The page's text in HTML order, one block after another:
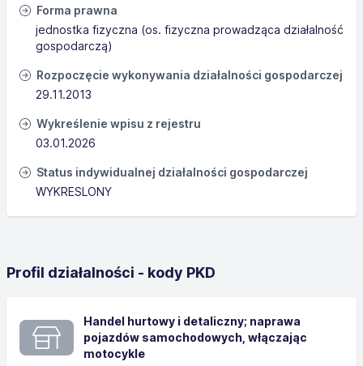
Forma prawna
jednostka fizyczna (os. fizyczna prowadząca działalność
gospodarczą)
Rozpoczęcie wykonywania działalności gospodarczej
29.11.2013
Wykreślenie wpisu z rejestru
03.01.2026
Status indywidualnej działalności gospodarczej
WYKRESLONY
Profil działalności - kody PKD
Handel hurtowy i detaliczny; naprawa
pojazdów samochodowych, włączając
motocykle